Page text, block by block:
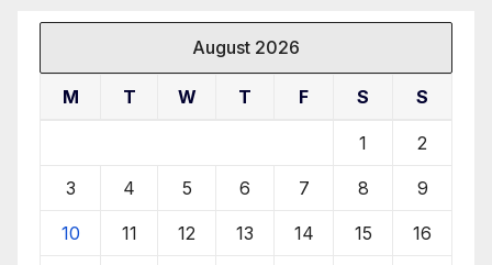
August 2026
M T W T F S S
1 2
3 4 5 6 7 8 9
10 11 12 13 14 15 16